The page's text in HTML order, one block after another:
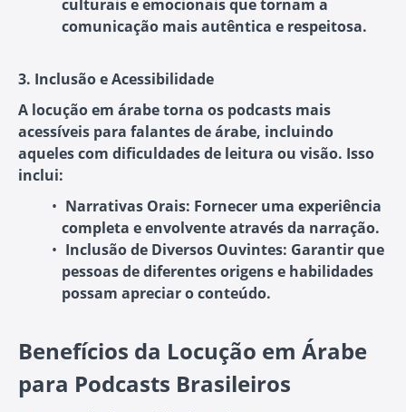
culturais e emocionais que tornam a
comunicação mais autêntica e respeitosa.
3. Inclusão e Acessibilidade
A locução em árabe torna os podcasts mais
acessíveis para falantes de árabe, incluindo
aqueles com dificuldades de leitura ou visão. Isso
inclui:
Narrativas Orais: Fornecer uma experiência
completa e envolvente através da narração.
Inclusão de Diversos Ouvintes: Garantir que
pessoas de diferentes origens e habilidades
possam apreciar o conteúdo.
Benefícios da Locução em Árabe
para Podcasts Brasileiros